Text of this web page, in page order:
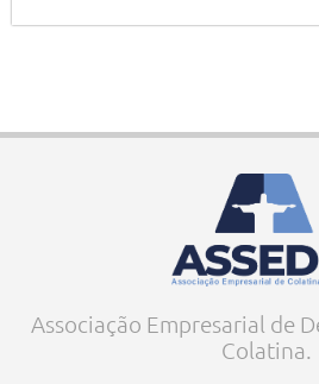
Associação Empresarial de
Colatina.